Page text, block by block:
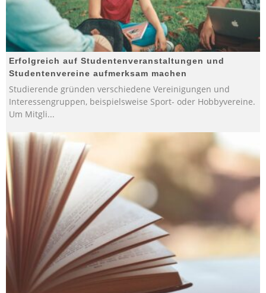
Erfolgreich auf Studentenveranstaltungen und
Studentenvereine aufmerksam machen
Studierende gründen verschiedene Vereinigungen und
Interessengruppen, beispielsweise Sport- oder Hobbyvereine.
Um Mitgli...